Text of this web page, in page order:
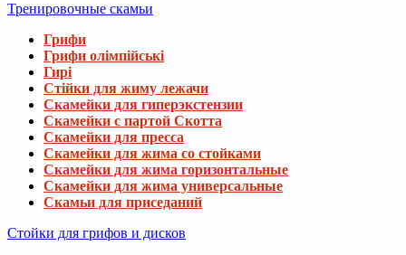
Тренировочные скамьи
Грифи
Грифи олімпійські
Гирі
Стійки для жиму лежачи
Скамейки для гиперэкстензии
Скамейки с партой Скотта
Скамейки для пресса
Скамейки для жима со стойками
Скамейки для жима горизонтальные
Скамейки для жима универсальные
Скамьи для приседаний
Стойки для грифов и дисков